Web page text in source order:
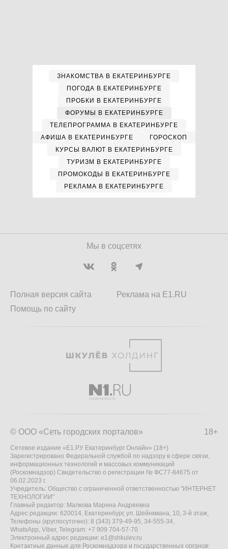
ЗНАКОМСТВА В ЕКАТЕРИНБУРГЕ
ПОГОДА В ЕКАТЕРИНБУРГЕ
ПРОБКИ В ЕКАТЕРИНБУРГЕ
ФОРУМЫ В ЕКАТЕРИНБУРГЕ
ТЕЛЕПРОГРАММА В ЕКАТЕРИНБУРГЕ
АФИША В ЕКАТЕРИНБУРГЕ
ГОРОСКОП
КУРСЫ ВАЛЮТ В ЕКАТЕРИНБУРГЕ
ТУРИЗМ В ЕКАТЕРИНБУРГЕ
ПРОМОКОДЫ В ЕКАТЕРИНБУРГЕ
РЕКЛАМА В ЕКАТЕРИНБУРГЕ
Мы в соцсетях
Полная версия сайта
Помощь по сайту
Реклама на E1.RU
18+
© ООО «Сеть городских порталов»
Сетевое издание «Е1.РУ Екатеринбург Онлайн» (18+)
Зарегистрировано Федеральной службой по надзору в сфере связи,
информационных технологий и массовых коммуникаций
(Роскомнадзор) Свидетельство о регистрации № ФС77-84675 от
06.02.2023 г.
Учредитель: Общество с ограниченной ответственностью "ИНТЕРНЕТ
ТЕХНОЛОГИИ"
Главный редактор: Малкова Марина Андреевна
Адрес редакции: 620014, Екатеринбург, ул. Шейнкмана, 10, 3-й этаж,
Телефоны (круглосуточно): 8 (343) 379-49-95, 34-555-34,
WhatsApp, Viber, Telegram: +7 909 704-57-70
Электронный адрес редакции: e1@shkulev.ru
Контактные данные для Роскомнадзора и государственных органов: